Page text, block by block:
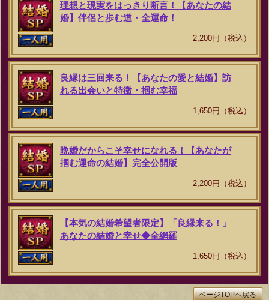
理想と現実をはっきり断言！【あなたの結
婚】伴侶と歩む道・全運命！
2,200円（税込）
良縁は三回来る！【あなたの愛と結婚】訪
れる出会いと特徴・掴む幸福
1,650円（税込）
晩婚だからこそ幸せになれる！【あなたが
掴む運命の結婚】完全公開版
2,200円（税込）
【本気の結婚希望者限定】「良縁来る！」
あなたの結婚と幸せ◆全網羅
1,650円（税込）
ページTOPへ戻る